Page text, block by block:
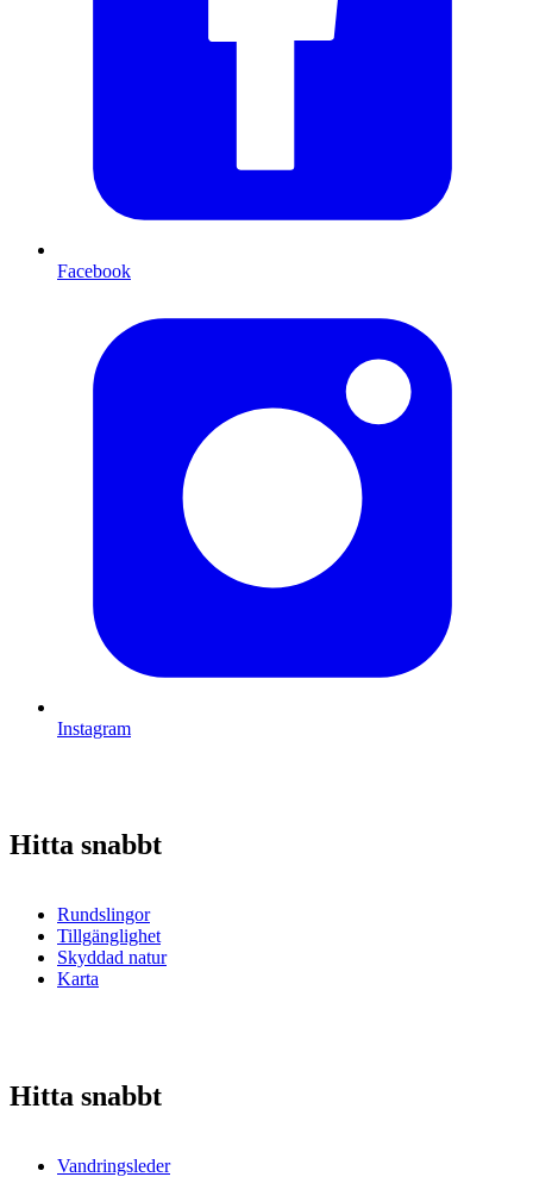
Facebook
Instagram
Hitta snabbt
Rundslingor
Tillgänglighet
Skyddad natur
Karta
Hitta snabbt
Vandringsleder